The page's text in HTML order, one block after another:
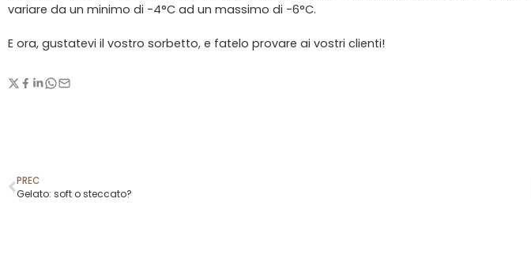
variare da un minimo di -4°C ad un massimo di -6°C.
E ora, gustatevi il vostro sorbetto, e fatelo provare ai vostri clienti!
PREC
Gelato: soft o steccato?